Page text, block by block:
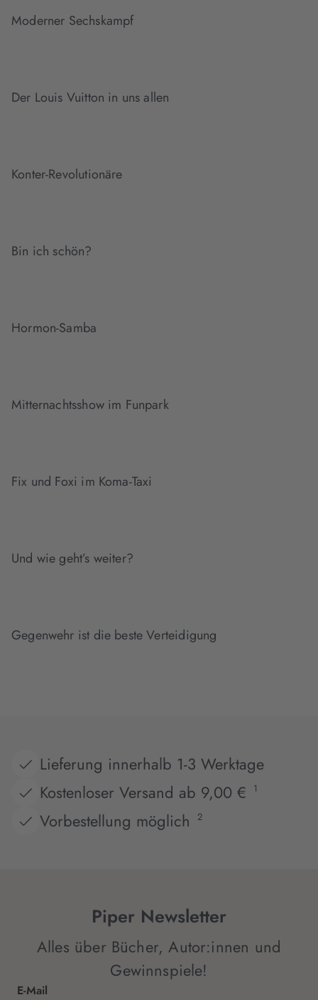
Moderner Sechskampf
Der Louis Vuitton in uns allen
Konter-Revolutionäre
Bin ich schön?
Hormon-Samba
Mitternachtsshow im Funpark
Fix und Foxi im Koma-Taxi
Und wie geht’s weiter?
Gegenwehr ist die beste Verteidigung
Lieferung innerhalb 1-3 Werktage
Kostenloser Versand ab 9,00 €
1
Vorbestellung möglich 2
Piper Newsletter
Alles über Bücher, Autor:innen und
Gewinnspiele!
E-Mail